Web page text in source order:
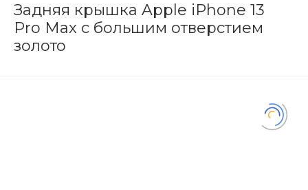
Задняя крышка Apple iPhone 13
Pro Max с большим отверстием
золото